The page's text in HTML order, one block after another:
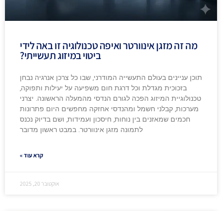
מה זה מזגן אינוורטר ואיפה טכנולוגיה זו באה לידי
ביטוי במיזוג תעשייתי?
תוכן עניינים בעולם התעשייה המודרני, שבו כל צרכן אנרגיה נבחן
בזכוכית מגדלת וכל דרגת חום משפיעה על יעילות ותפוקה,
טכנולוגיית המיזוג הפכה לגורם הנדסי מהמעלה הראשונה. יצרני
מערכות, קבלני חשמל ומהנדסי אחזקה מחפשים היום פתרונות
חכמים שמאזנים בין נוחות, חיסכון ועמידות, ושם בדיוק נכנס
לתמונה מזגן אינוורטר. במבט ראשון מדובר
קרא עוד »
אוקטובר 20, 2025